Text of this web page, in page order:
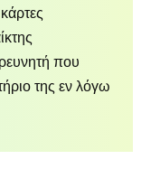
που
της εν λόγω